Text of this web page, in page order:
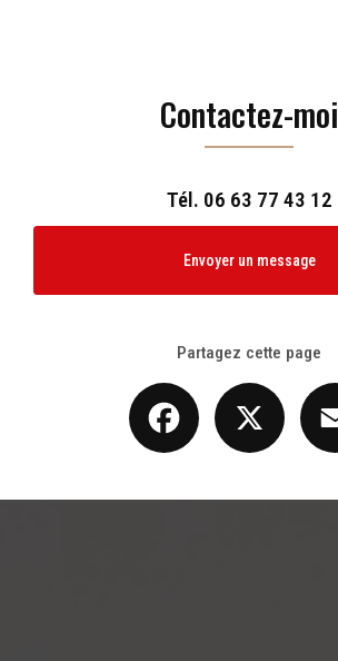
Contactez-moi
Tél. 06 63 77 43 12
Envoyer un message
Partagez cette page
Facebook